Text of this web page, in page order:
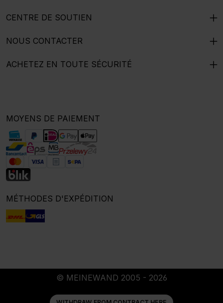
CENTRE DE SOUTIEN
NOUS CONTACTER
ACHETEZ EN TOUTE SÉCURITÉ
MOYENS DE PAIEMENT
MÉTHODES D'EXPÉDITION
© MEINEWAND 2005 - 2026